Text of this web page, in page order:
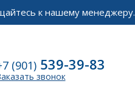
к нашему
(901)539-39-83
звонок